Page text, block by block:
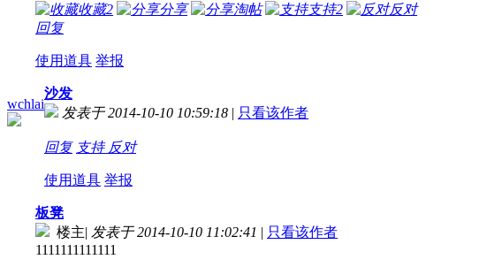
收藏2 分享 淘帖 支持2
反对
回复
使用道具 举报
wchlai
沙发
发表于 2014-10-10 10:59:18 | 只看该作者
回复 支持 反对
使用道具 举报
板凳
楼主| 发表于 2014-10-10 11:02:41 | 只看该作者
1111111111111